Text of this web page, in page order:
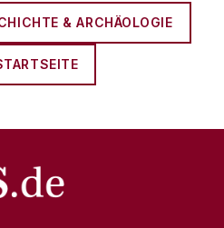
& ARCHÄOLOGIE